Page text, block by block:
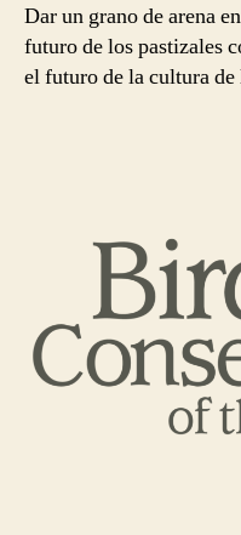
Dar un grano de arena
futuro de los pastizales
el futuro de la cultura de